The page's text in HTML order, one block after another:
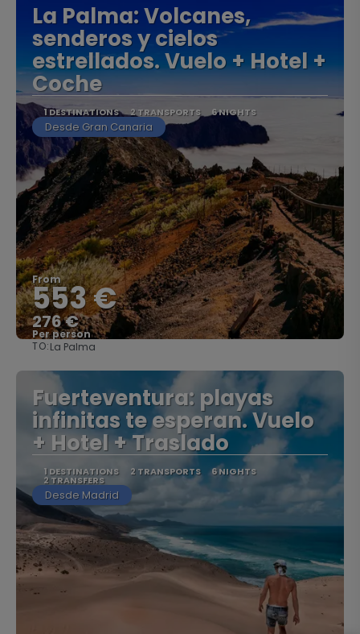
La Palma: Volcanes,
senderos y cielos
estrellados. Vuelo + Hotel +
Coche
1 DESTINATIONS 2 TRANSPORTS 6 NIGHTS
Desde Gran Canaria
From
553 €
276 €
Per person
TO:La Palma
Fuerteventura: playas
infinitas te esperan. Vuelo
+ Hotel + Traslado
1 DESTINATIONS 2 TRANSPORTS 6 NIGHTS
2 TRANSFERS
Desde Madrid